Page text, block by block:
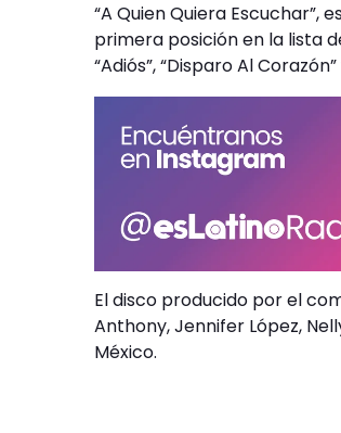
“A Quien Quiera
primera posición en la lista
“Adiós”, “Disparo Al
El disco producido por el
Anthony, Jennifer López,
México.